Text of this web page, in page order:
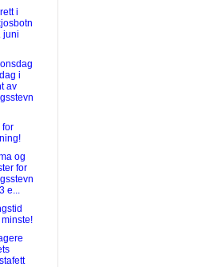
i
juni
i
av
for
og
for
e...